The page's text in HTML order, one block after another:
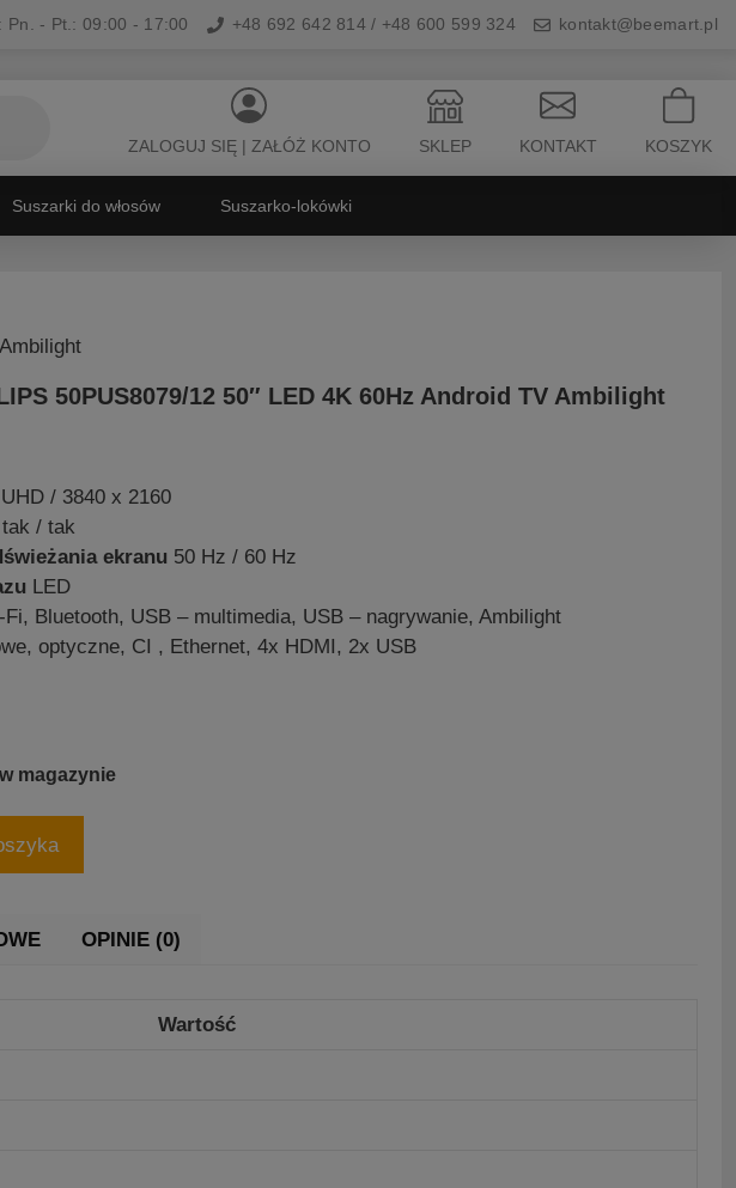
Pn. - Pt.: 09:00 - 17:00 +48 692 642 814 / +48 600 599 324 kontakt@beemart.pl
ZALOGUJ SIĘ | ZAŁÓŻ KONTO SKLEP KONTAKT KOSZYK
Suszarki do włosów Suszarko-lokówki
50PUS8079/12 50″ LED 4K 60Hz Android TV Ambilight
/ 3840 x 2160
tak / tak
ekranu 50 Hz / 60 Hz
LED
Fi, Bluetooth, USB – multimedia, USB – nagrywanie, Ambilight
optyczne, CI , Ethernet, 4x HDMI, 2x USB
magazynie
OPINIE (0)
Wartość